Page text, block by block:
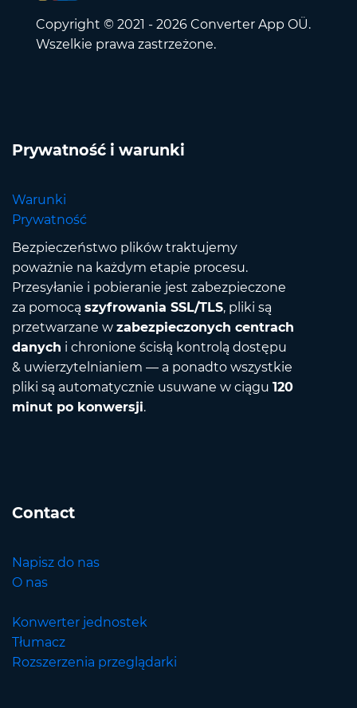
Copyright © 2021 - 2026 Converter App OÜ.
Wszelkie prawa zastrzeżone.
Prywatność i warunki
Warunki
Prywatność
Bezpieczeństwo plików traktujemy
poważnie na każdym etapie procesu.
Przesyłanie i pobieranie jest zabezpieczone
za pomocą szyfrowania SSL/TLS, pliki są
przetwarzane w zabezpieczonych centrach
danych i chronione ścisłą kontrolą dostępu
& uwierzytelnianiem — a ponadto wszystkie
pliki są automatycznie usuwane w ciągu 120
minut po konwersji.
Contact
Napisz do nas
O nas
Konwerter jednostek
Tłumacz
Rozszerzenia przeglądarki